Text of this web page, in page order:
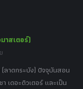
าสเตอร์)
ลาดกระบัง) ปัจจุบันสอน
เดอะติวเตอร์ และเป็น